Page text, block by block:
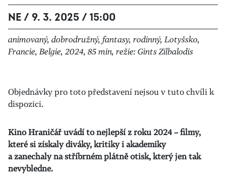
NE / 9. 3. 2025 / 15:00
animovaný, dobrodružný, fantasy, rodinný, Lotyšsko,
Francie, Belgie, 2024, 85 min, režie: Gints Zilbalodis
Objednávky pro toto představení nejsou v tuto chvíli k
dispozici.
Kino Hraničář uvádí to nejlepší z roku 2024 – filmy,
které si získaly diváky, kritiky i akademiky
a zanechaly na stříbrném plátně otisk, který jen tak
nevybledne.